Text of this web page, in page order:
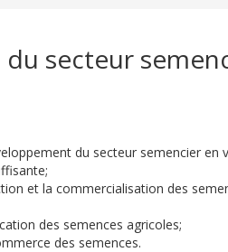
secteur
du secteur semencier en
et la commercialisation des
des semences agricoles;
des semences.